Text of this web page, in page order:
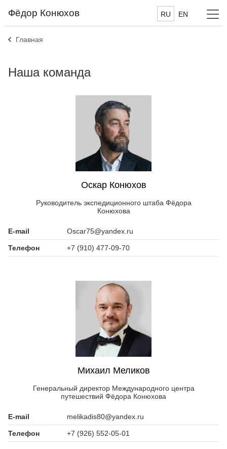
Фёдор Конюхов RU EN
Главная
Наша команда
Оскар Конюхов
Руководитель экспедиционного штаба Фёдора
Конюхова
E-mail Oscar75@yandex.ru
Телефон +7 (910) 477-09-70
Михаил Меликов
Генеральный директор Международного центра
путешествий Фёдора Конюхова
E-mail melikadis80@yandex.ru
Телефон +7 (926) 552-05-01